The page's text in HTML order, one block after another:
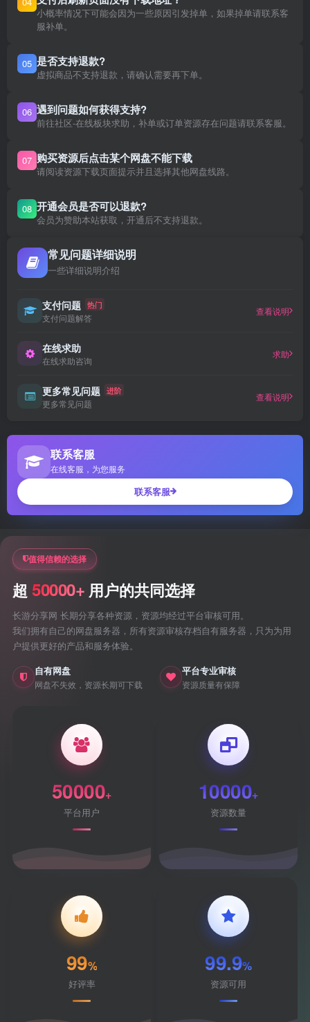
小概率情况下可能会因为一些原因引发掉单，如果掉单请联系客
服补单。
05 是否支持退款?
虚拟商品不支持退款，请确认需要再下单。
06 遇到问题如何获得支持?
前往社区-在线板块求助，补单或订单资源存在问题请联系客服。
07 购买资源后点击某个网盘不能下载
请阅读资源下载页面提示并且选择其他网盘线路。
08 开通会员是否可以退款?
会员为赞助本站获取，开通后不支持退款。
常见问题详细说明
一些详细说明介绍
支付问题 热门
支付问题解答
查看说明
在线求助
在线求助咨询
求助
更多常见问题 进阶
更多常见问题
查看说明
联系客服
在线客服，为您服务
联系客服
值得信赖的选择
超 50000+ 用户的共同选择
长游分享网 长期分享各种资源，资源均经过平台审核可用。
我们拥有自己的网盘服务器，所有资源审核存档自有服务器，只为为用
户提供更好的产品和服务体验。
自有网盘
网盘不失效，资源长期可下载
平台专业审核
资源质量有保障
50000+
平台用户
10000+
资源数量
99%
好评率
99.9%
资源可用